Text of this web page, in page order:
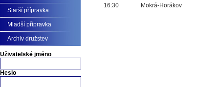
16:30
Mokrá-Horákov
Starší přípravka
Mladší přípravka
Archiv družstev
Uživatelské jméno
Heslo